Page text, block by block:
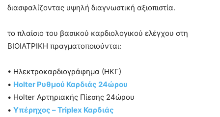
διασφαλίζοντας υψηλή διαγνωστική αξιοπιστία.
το πλαίσιο του βασικού καρδιολογικού ελέγχου στη
ΒΙΟΙΑΤΡΙΚΗ πραγματοποιούνται:
• Ηλεκτροκαρδιογράφημα (ΗΚΓ)
• Holter Ρυθμού Καρδιάς 24ώρου
• Holter Αρτηριακής Πίεσης 24ώρου
• Υπέρηχος – Triplex Καρδιάς